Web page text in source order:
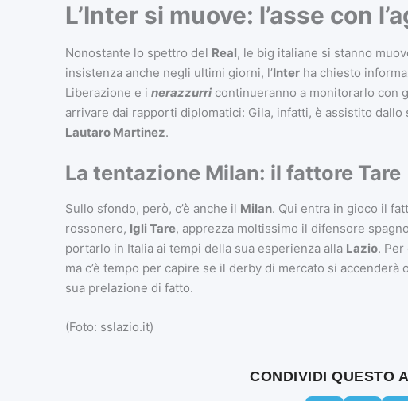
L’Inter si muove: l’asse con
Nonostante lo spettro del Real, le big italiane si stanno
insistenza anche negli ultimi giorni, l’Interha chiesto
Liberazione e i nerazzurri continueranno a monitorarlo con
arrivare dai rapporti diplomatici: Gila, infatti, è assistito
Lautaro Martinez.
La tentazione Milan: il fattore Tare
Sullo sfondo, però, c’è anche il Milan. Qui entra in gioco il
rossonero, Igli Tare, apprezza moltissimo il difensore
portarlo in Italia ai tempi della sua esperienza alla Lazio. Per
ma c’è tempo per capire se il derby di mercato si accenderà
sua prelazione di fatto.
(Foto: sslazio.it)
CONDIVIDI QUESTO